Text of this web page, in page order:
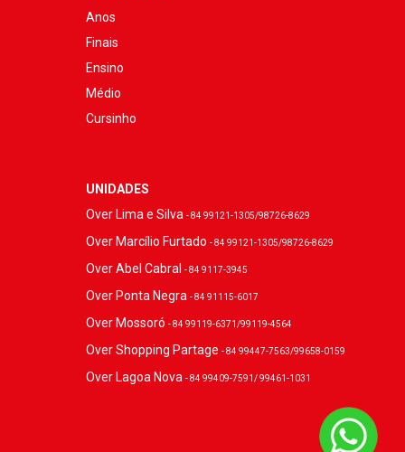
Anos
Finais
Ensino
Médio
Cursinho
UNIDADES
Over Lima e Silva - 84 99121-1305/98726-8629
Over Marcílio Furtado - 84 99121-1305/98726-8629
Over Abel Cabral - 84 9117-3945
Over Ponta Negra - 84 91115-6017
Over Mossoró - 84 99119-6371/99119-4564
Over Shopping Partage - 84 99447-7563/99658-0159
Over Lagoa Nova - 84 99409-7591/ 99461-1031